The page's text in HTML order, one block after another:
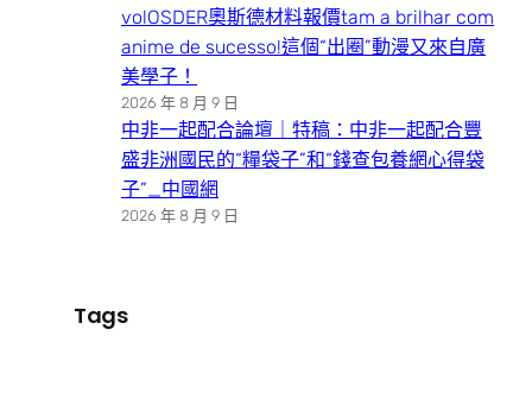
volOSDER奧斯德材料報價tam a brilhar com
anime de sucesso!這個“出圈”動漫又來自廣
美學子！
2026 年 8 月 9 日
中非一起配合論壇｜特稿：中非一起配合豐
盛非洲國民的“糧袋子”和“錢查包養網心得袋
子”_中國網
2026 年 8 月 9 日
Tags